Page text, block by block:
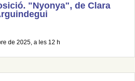
"Nyonya", de Clara
de 2025, a les 12 h